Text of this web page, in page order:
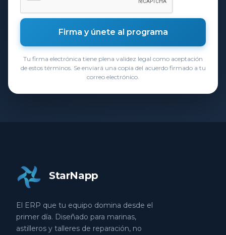
Tu firma electrónica tiene plena validez legal como aceptación
de estos términos. Se enviará una copia del acuerdo firmado a tu
correo electrónico.
StarNapp
El ERP que tu equipo domina desde el
primer día. Diseñado para marinas,
astilleros y talleres de reparación, no